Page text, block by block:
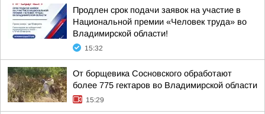
Продлен срок подачи заявок на участие в
Национальной премии «Человек труда» во
Владимирской области!
15:32
От борщевика Сосновского обработают
более 775 гектаров во Владимирской области
15:29